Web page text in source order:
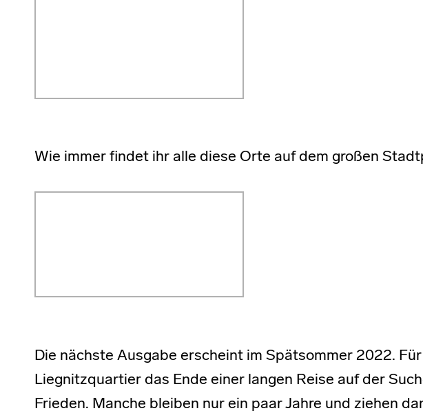
Wie immer findet ihr alle diese Orte auf dem großen
Die nächste Ausgabe erscheint im Spätsommer 2022.
Liegnitzquartier das Ende einer langen Reise auf der
Frieden. Manche bleiben nur ein paar Jahre und ziehen